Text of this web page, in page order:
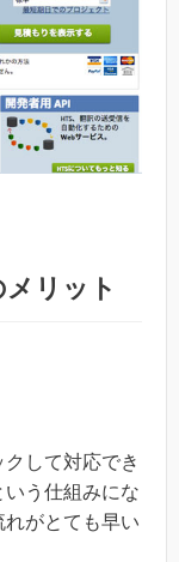
リット
して対応でき
う仕組みにな
がとても早い